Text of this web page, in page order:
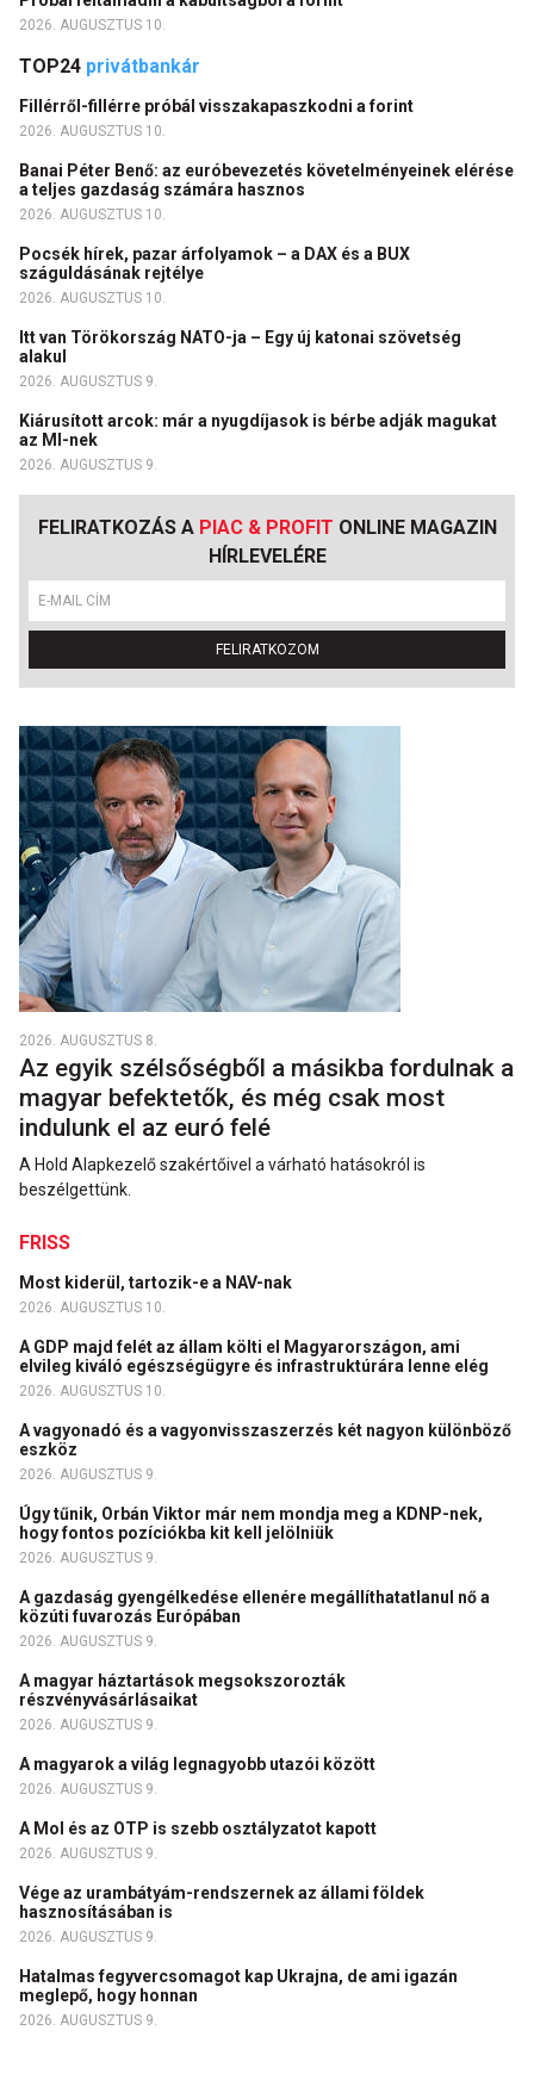
2026. AUGUSZTUS 10.
TOP24 privátbankár
Fillérről-fillérre próbál visszakapaszkodni a forint
2026. AUGUSZTUS 10.
Banai Péter Benő: az euróbevezetés követelményeinek elérése
a teljes gazdaság számára hasznos
2026. AUGUSZTUS 10.
Pocsék hírek, pazar árfolyamok – a DAX és a BUX
száguldásának rejtélye
2026. AUGUSZTUS 10.
Itt van Törökország NATO-ja – Egy új katonai szövetség
alakul
2026. AUGUSZTUS 9.
Kiárusított arcok: már a nyugdíjasok is bérbe adják magukat
az MI-nek
2026. AUGUSZTUS 9.
FELIRATKOZÁS A PIAC & PROFIT ONLINE MAGAZIN
HÍRLEVELÉRE
FELIRATKOZOM
2026. AUGUSZTUS 8.
Az egyik szélsőségből a másikba fordulnak a
magyar befektetők, és még csak most
indulunk el az euró felé
A Hold Alapkezelő szakértőivel a várható hatásokról is
beszélgettünk.
FRISS
Most kiderül, tartozik-e a NAV-nak
2026. AUGUSZTUS 10.
A GDP majd felét az állam költi el Magyarországon, ami
elvileg kiváló egészségügyre és infrastruktúrára lenne elég
2026. AUGUSZTUS 10.
A vagyonadó és a vagyonvisszaszerzés két nagyon különböző
eszköz
2026. AUGUSZTUS 9.
Úgy tűnik, Orbán Viktor már nem mondja meg a KDNP-nek,
hogy fontos pozíciókba kit kell jelölniük
2026. AUGUSZTUS 9.
A gazdaság gyengélkedése ellenére megállíthatatlanul nő a
közúti fuvarozás Európában
2026. AUGUSZTUS 9.
A magyar háztartások megsokszorozták
részvényvásárlásaikat
2026. AUGUSZTUS 9.
A magyarok a világ legnagyobb utazói között
2026. AUGUSZTUS 9.
A Mol és az OTP is szebb osztályzatot kapott
2026. AUGUSZTUS 9.
Vége az urambátyám-rendszernek az állami földek
hasznosításában is
2026. AUGUSZTUS 9.
Hatalmas fegyvercsomagot kap Ukrajna, de ami igazán
meglepő, hogy honnan
2026. AUGUSZTUS 9.